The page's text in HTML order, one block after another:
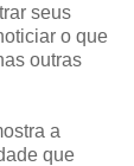
seus
o que
outras
a
que